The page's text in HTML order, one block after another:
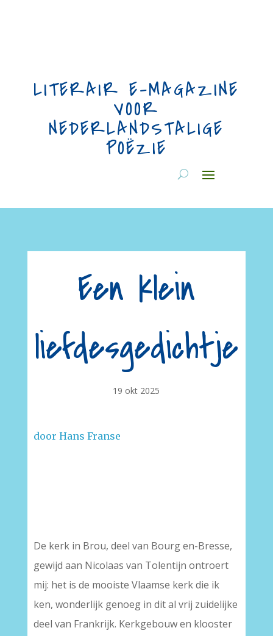
LITERAIR E-MAGAZINE
VOOR
NEDERLANDSTALIGE
POËZIE
Een klein
liefdesgedichtje
19 okt 2025
door Hans Franse
De kerk in Brou, deel van Bourg en-Bresse,
gewijd aan Nicolaas van Tolentijn ontroert
mij: het is de mooiste Vlaamse kerk die ik
ken, wonderlijk genoeg in dit al vrij zuidelijke
deel van Frankrijk. Kerkgebouw en klooster